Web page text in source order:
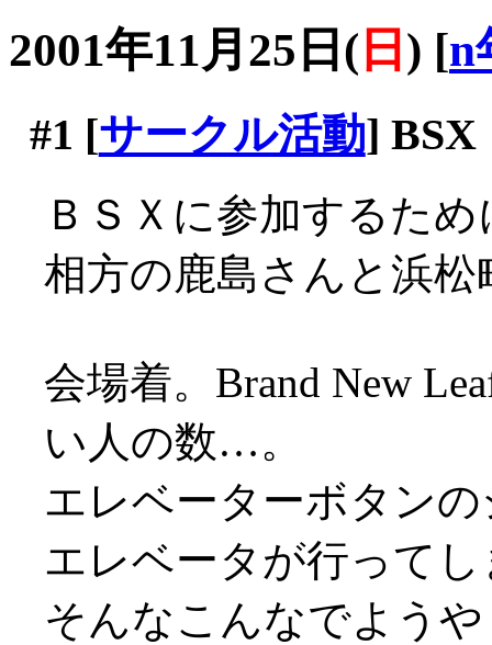
2001年11月25日( 日 ) [n
#1 [サークル活動] BSX
ＢＳＸに参加するた
相方の鹿島さんと浜
会場着。Brand New
い人の数…。
エレベーターボタン
エレベータが行って
そんなこんなでよう